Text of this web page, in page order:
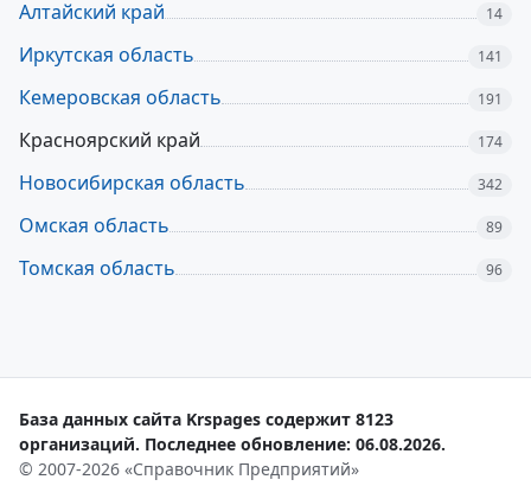
Алтайский край 14
Иркутская область 141
Кемеровская область 191
Красноярский край 174
Новосибирская область 342
Омская область 89
Томская область 96
База данных сайта Krspages содержит 8123
организаций. Последнее обновление: 06.08.2026.
© 2007-2026 «Справочник Предприятий»